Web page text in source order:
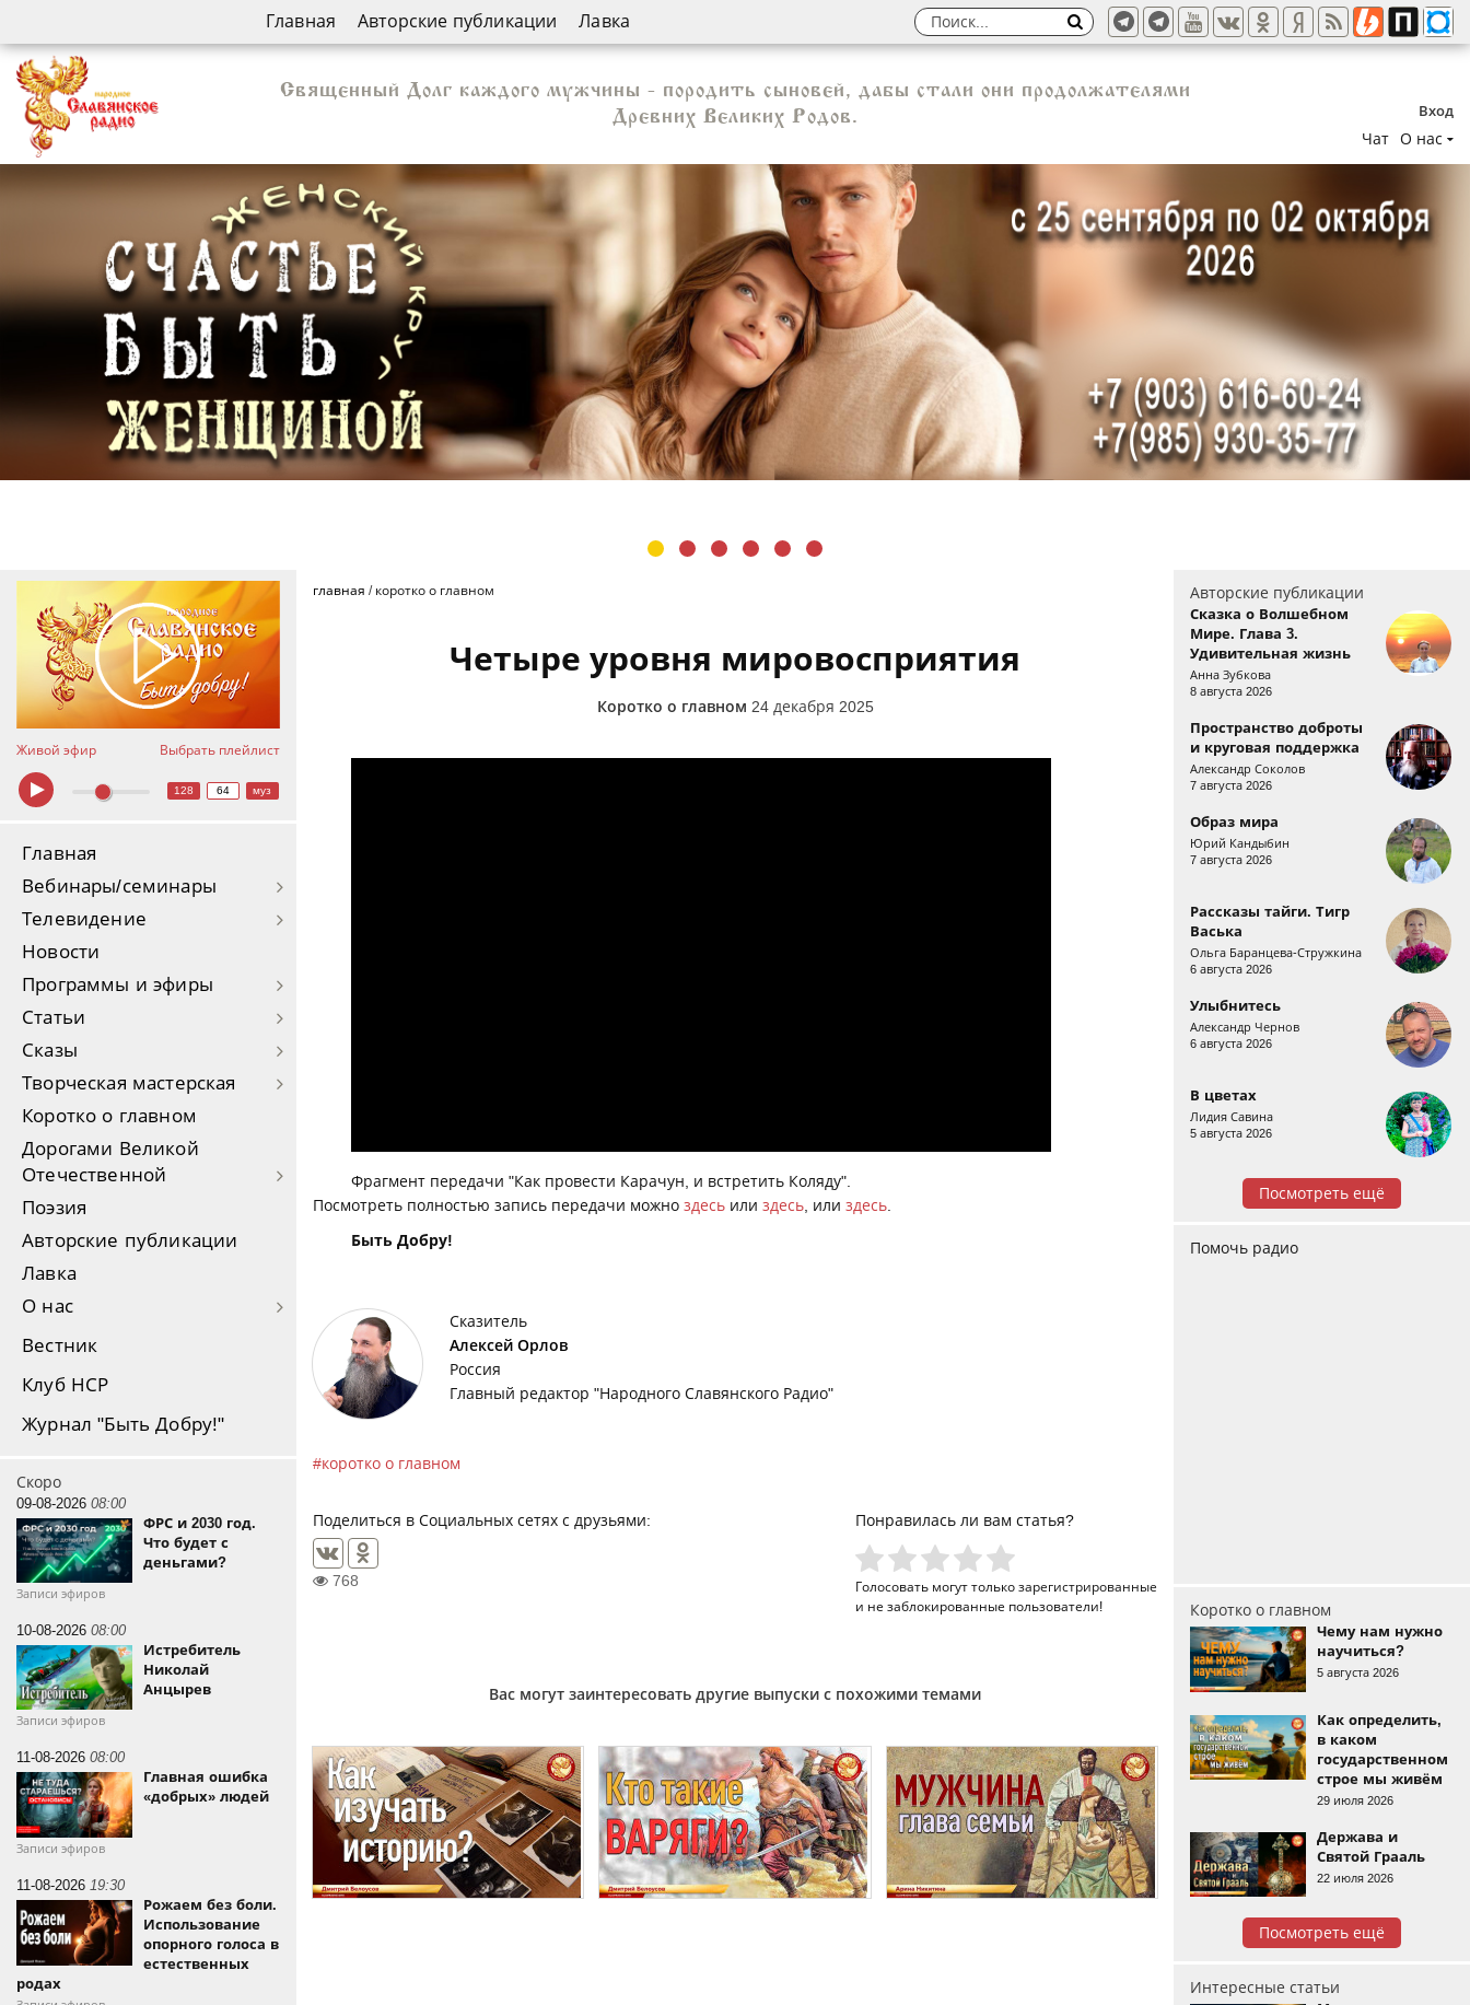
Главная Авторские публикации Лавка
Вход
Чат О нас
Священный Долг каждого мужчины - породить сыновей, дабы стали они продолжателями
Древних Великих Родов.
Живой эфир Выбрать плейлист
128 64 муз
Главная
Вебинары/семинары
Телевидение
Новости
Программы и эфиры
Статьи
Сказы
Творческая мастерская
Коротко о главном
Дорогами Великой
Отечественной
Поэзия
Авторские публикации
Лавка
О нас
Вестник
Клуб НСР
Журнал "Быть Добру!"
Скоро
09-08-2026 08:00
ФРС и 2030 год.
Что будет с
деньгами?
Записи эфиров
10-08-2026 08:00
Истребитель
Николай
Анцырев
Записи эфиров
11-08-2026 08:00
Главная ошибка
«добрых» людей
Записи эфиров
11-08-2026 19:30
Рожаем без боли.
Использование
опорного голоса в
естественных
родах
главная / коротко о главном
Четыре уровня мировосприятия
Коротко о главном 24 декабря 2025
Фрагмент передачи "Как провести Карачун, и встретить Коляду".
Посмотреть полностью запись передачи можно здесьили здесь, или здесь.
Быть Добру!
Сказитель
Алексей Орлов
Россия
Главный редактор "Народного Славянского Радио"
коротко о главном
Поделиться в Социальных сетях с друзьями:
768
Понравилась ли вам статья?
Голосовать могут толькозарегистрированные
и не заблокированные пользователи!
Вас могут заинтересовать другие выпуски с похожими темами
Авторские публикации
Сказка о Волшебном
Мире. Глава 3.
Удивительная жизнь
Анна Зубкова
8 августа 2026
Пространство доброты
и круговая поддержка
Александр Соколов
7 августа 2026
Образ мира
Юрий Кандыбин
7 августа 2026
Рассказы тайги. Тигр
Васька
Ольга Баранцева-Стружкина
6 августа 2026
Улыбнитесь
Александр Чернов
6 августа 2026
В цветах
Лидия Савина
5 августа 2026
Посмотреть ещё
Помочь радио
Коротко о главном
Чему нам нужно
научиться?
5 августа 2026
Как определить,
в каком
государственном
строе мы живём
29 июля 2026
Держава и
Святой Грааль
22 июля 2026
Посмотреть ещё
Интересные статьи